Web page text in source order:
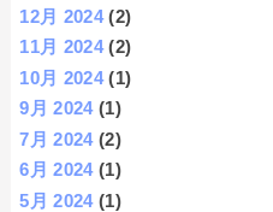
12月 2024(2)
11月 2024(2)
10月 2024(1)
9月 2024(1)
7月 2024(2)
6月 2024(1)
5月 2024(1)